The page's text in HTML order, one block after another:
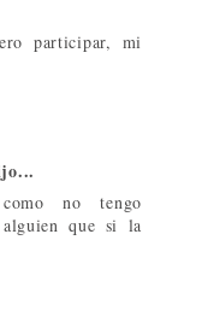
participar, mi
no tengo
que si la